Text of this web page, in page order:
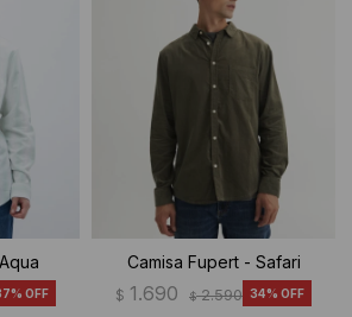
Camisa Fupert - Safari
$ 1.690 $ 2.590 34